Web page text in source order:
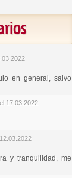
en general, salvo
17.03.2022
y tranquilidad, me